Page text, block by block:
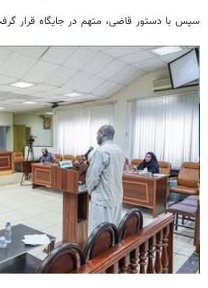
سپس با دستور قاضی، متهم در جایگاه قرار